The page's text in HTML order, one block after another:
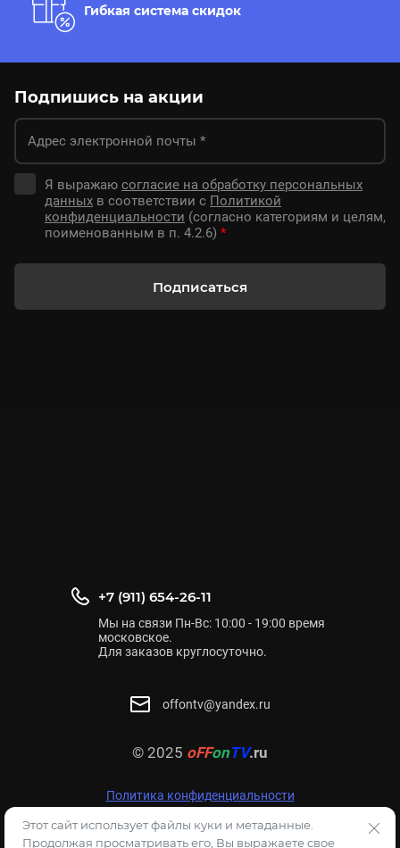
Гибкая система скидок
Подпишись на акции
Я выражаю согласие на обработку персональных
данных в соответствии с Политикой
конфиденциальности (согласно категориям и целям,
поименованным в п. 4.2.6) *
Подписаться
© 2025 oFFonTV.ru
Политика конфиденциальности
+7 (911) 654-26-11
Мы на связи Пн-Вс: 10:00 - 19:00 время
московское.
Для заказов круглосуточно.
offontv@yandex.ru
Этот сайт использует файлы куки и метаданные.
Продолжая просматривать его, Вы выражаете свое